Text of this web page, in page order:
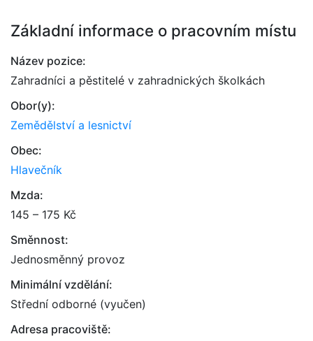
Základní informace o pracovním místu
Název pozice:
Zahradníci a pěstitelé v zahradnických školkách
Obor(y):
Zemědělství a lesnictví
Obec:
Hlavečník
Mzda:
145 – 175 Kč
Směnnost:
Jednosměnný provoz
Minimální vzdělání:
Střední odborné (vyučen)
Adresa pracoviště: